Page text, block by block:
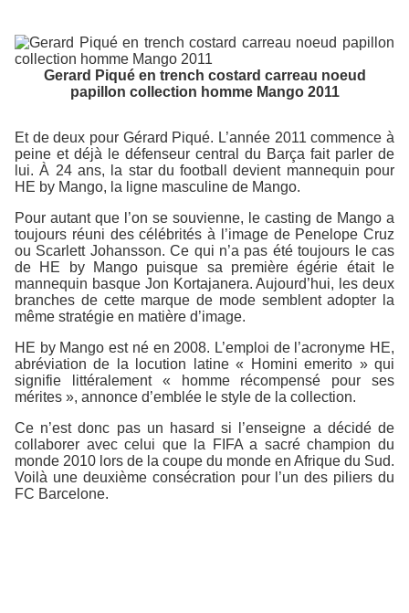
Gerard Piqué en trench costard carreau noeud
papillon collection homme Mango 2011
Et de deux pour Gérard Piqué. L’année 2011 commence à
peine et déjà le défenseur central du Barça fait parler de
lui. À 24 ans, la star du football devient mannequin pour
HE by Mango, la ligne masculine de Mango.
Pour autant que l’on se souvienne, le casting de Mango a
toujours réuni des célébrités à l’image de Penelope Cruz
ou Scarlett Johansson. Ce qui n’a pas été toujours le cas
de HE by Mango puisque sa première égérie était le
mannequin basque Jon Kortajanera. Aujourd’hui, les deux
branches de cette marque de mode semblent adopter la
même stratégie en matière d’image.
HE by Mango est né en 2008. L’emploi de l’acronyme HE,
abréviation de la locution latine « Homini emerito » qui
signifie littéralement « homme récompensé pour ses
mérites », annonce d’emblée le style de la collection.
Ce n’est donc pas un hasard si l’enseigne a décidé de
collaborer avec celui que la FIFA a sacré champion du
monde 2010 lors de la coupe du monde en Afrique du Sud.
Voilà une deuxième consécration pour l’un des piliers du
FC Barcelone.